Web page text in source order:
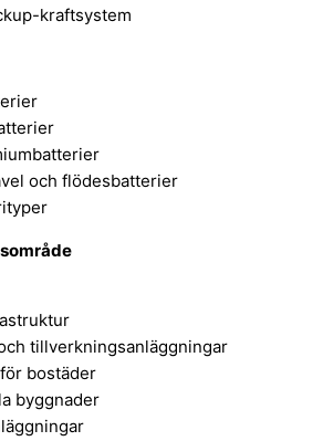
kraftsystem
och flödesbatterier
tillverkningsanläggningar
bostäder
byggnader